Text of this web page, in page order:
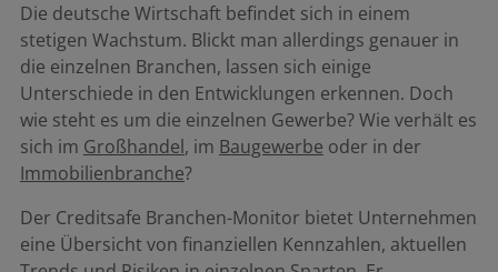
Die deutsche Wirtschaft befindet sich in einem
stetigen Wachstum. Blickt man allerdings genauer in
die einzelnen Branchen, lassen sich einige
Unterschiede in den Entwicklungen erkennen. Doch
wie steht es um die einzelnen Gewerbe? Wie verhält es
sich im Großhandel, im Baugewerbe oder in der
Immobilienbranche?
Der Creditsafe Branchen-Monitor bietet Unternehmen
eine Übersicht von finanziellen Kennzahlen, aktuellen